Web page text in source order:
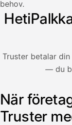
behov.
Truster betalar
— du
Illustration: en
När
Truster